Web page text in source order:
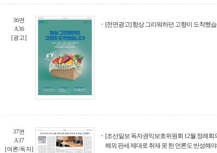
36면
A36
[광고]
[전면광고] 항상 그리워하던 고향이 도착했
37면
A37
[여론/독자]
[조선일보 독자권익보호위원회 12월 정례회
해외 판세 제대로 취재 못 한 언론도 반성해야